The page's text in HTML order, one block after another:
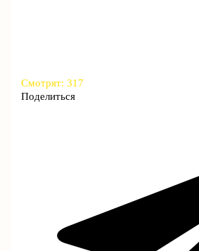
Смотрят: 317
Поделиться